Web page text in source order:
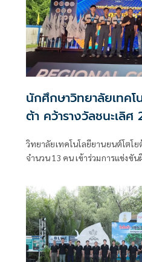
นักศึกษาวิทยาลัยเทคโ
ต้า คว้ารางวัลชนะเลิศ
วิทยาลัยเทคโนโลยียานยนต์โตโ
จำนวน 13 คน เข้าร่วมการแข่งขั